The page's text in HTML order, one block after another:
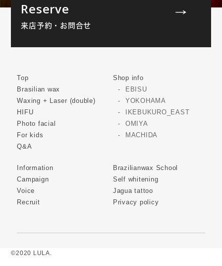
Reserve
来店予約・お問合せ
Top
Brasilian wax
Waxing + Laser (double)
HIFU
Photo facial
For kids
Q&A
Shop info
EBISU
YOKOHAMA
IKEBUKURO_EAST
OMIYA
MACHIDA
Information
Campaign
Voice
Recruit
Brazilianwax School
Self whitening
Jagua tattoo
Privacy policy
©2020 LULA.